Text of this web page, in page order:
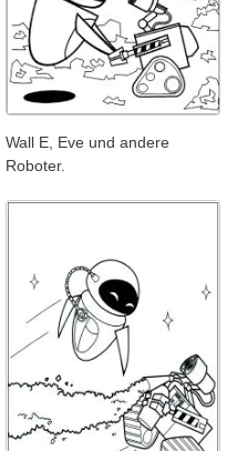
Wall E, Eve und andere
Roboter.